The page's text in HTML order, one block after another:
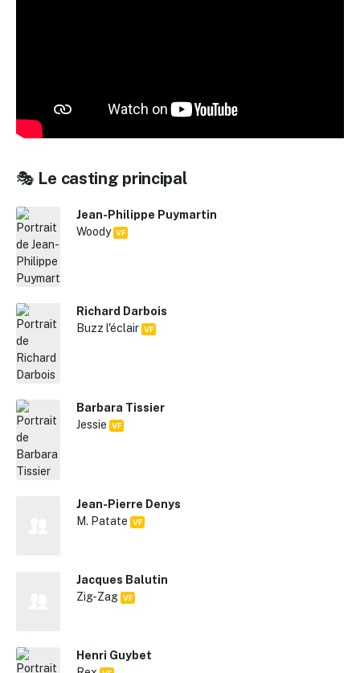
🎭 Le casting principal
Jean-Philippe Puymartin
Woody VF
Richard Darbois
Buzz l'éclair VF
Barbara Tissier
Jessie VF
Jean-Pierre Denys
M. Patate VF
Jacques Balutin
Zig-Zag VF
Henri Guybet